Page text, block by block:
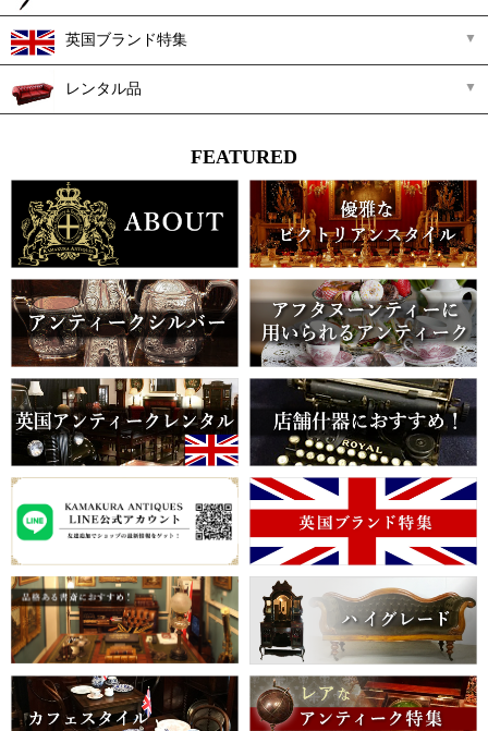
英国ブランド特集
レンタル品
FEATURED